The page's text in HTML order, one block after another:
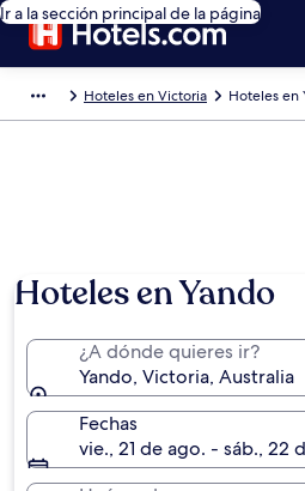
Ir a la sección principal de la página
Hoteles en Victoria Hoteles en
Hoteles en Yando
¿A dónde quieres ir?
Yando, Victoria, Australia
Fechas
vie., 21 de ago. - sáb., 22